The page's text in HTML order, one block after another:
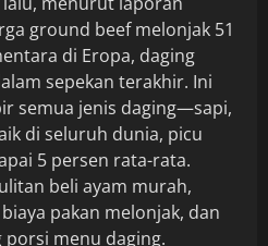
ground beef melonjak 51
di Eropa, daging
sepekan terakhir. Ini
semua jenis daging—sapi,
di seluruh dunia, picu
5 persen rata-rata.
beli ayam murah,
pakan melonjak, dan
menu daging.